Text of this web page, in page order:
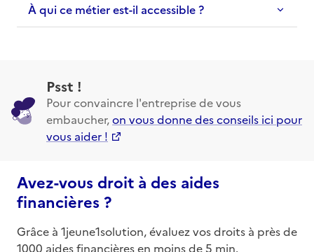
À qui ce métier est-il accessible ?
Psst !
Pour convaincre l'entreprise de vous
embaucher,on vous donne des conseils ici pour
vous aider !
Avez-vous droit à des aides
financières ?
Grâce à 1jeune1solution, évaluez vos droits à près de
1000 aides financières en moins de 5 min.